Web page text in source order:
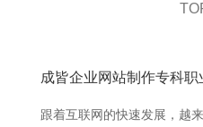
成皆企业网站制作专科职
跟着互联网的快速发展，越